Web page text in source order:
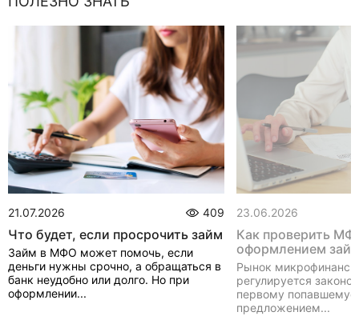
21.07.2026 409
Что будет, если просрочить займ
Займ в МФО может помочь, если
деньги нужны срочно, а обращаться в
банк неудобно или долго. Но при
оформлении...
23.06.2026
Как проверить
оформлением
Рынок
регулируется
первому
предложением...